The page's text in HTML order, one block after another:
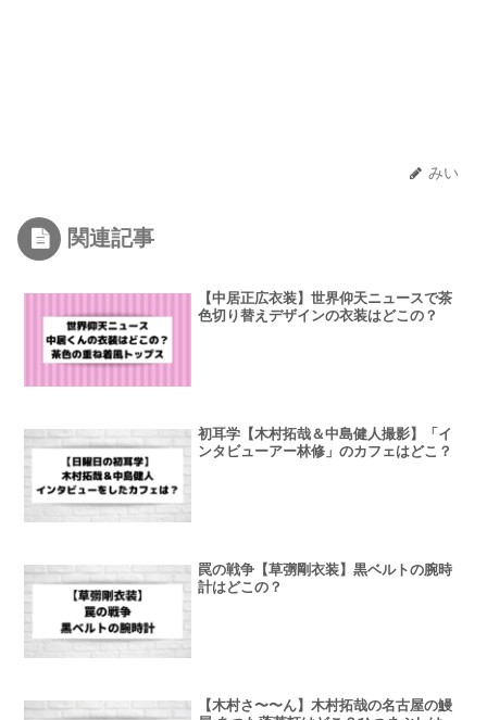
みい
関連記事
【中居正広衣装】世界仰天ニュースで茶
色切り替えデザインの衣装はどこの？
初耳学【木村拓哉＆中島健人撮影】「イ
ンタビューアー林修」のカフェはどこ？
罠の戦争【草彅剛衣装】黒ベルトの腕時
計はどこの？
【木村さ〜〜ん】木村拓哉の名古屋の鰻